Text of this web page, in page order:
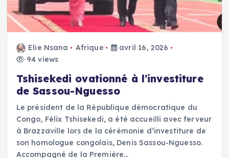
Elie Nsana Afrique
avril 16, 2026
94 views
Tshisekedi ovationné à l’investiture
de Sassou-Nguesso
Le président de la République démocratique du
Congo, Félix Tshisekedi, a été accueilli avec ferveur
à Brazzaville lors de la cérémonie d’investiture de
son homologue congolais, Denis Sassou-Nguesso.
Accompagné de la Première…